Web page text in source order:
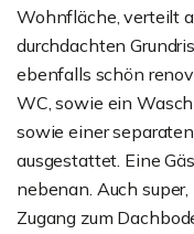
Wohnfläche, verteilt
durchdachten
ebenfalls schön
WC, sowie ein
sowie einer
ausgestattet. Eine
nebenan. Auch
Zugang zum